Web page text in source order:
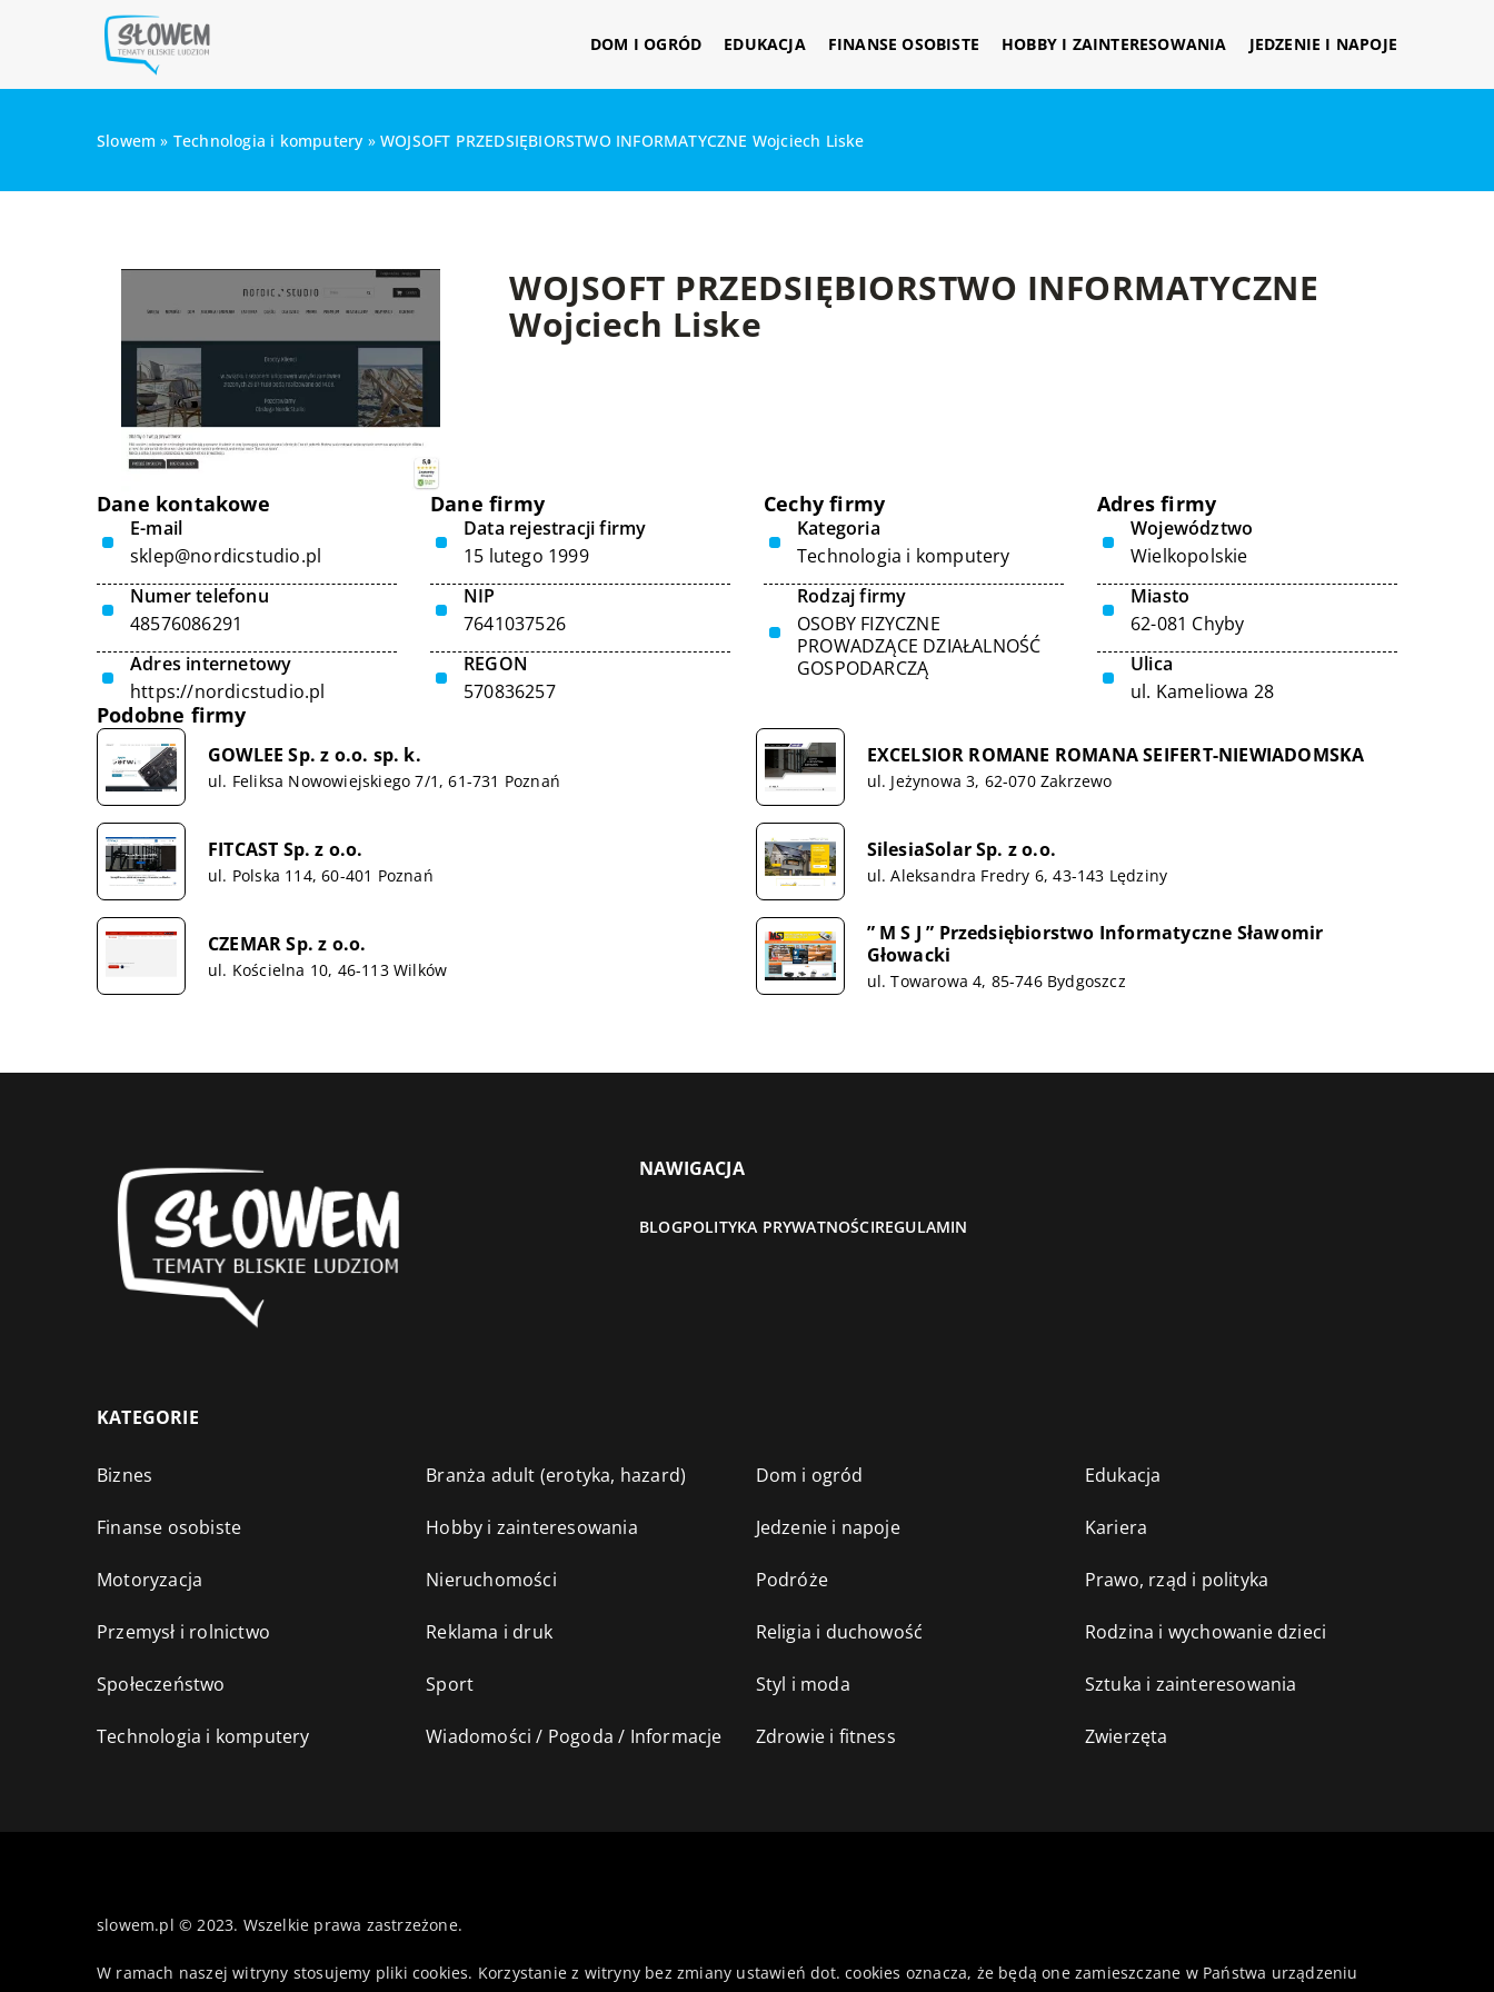
DOM I OGRÓD EDUKACJA FINANSE OSOBISTE HOBBY I ZAINTERESOWANIA JEDZENIE I NAPOJE
Slowem » Technologia i komputery »WOJSOFT PRZEDSIĘBIORSTWO INFORMATYCZNE Wojciech Liske
WOJSOFT PRZEDSIĘBIORSTWO INFORMATYCZNE
Wojciech Liske
Dane kontakowe
E-mail
sklep@nordicstudio.pl
Numer telefonu
48576086291
Adres internetowy
https://nordicstudio.pl
Dane firmy
Data rejestracji firmy
15 lutego 1999
NIP
7641037526
REGON
570836257
Cechy firmy
Kategoria
Technologia i komputery
Rodzaj firmy
OSOBY FIZYCZNE
PROWADZĄCE DZIAŁALNOŚĆ
GOSPODARCZĄ
Adres firmy
Województwo
Wielkopolskie
Miasto
62-081 Chyby
Ulica
ul. Kameliowa 28
Podobne firmy
GOWLEE Sp. z o.o. sp. k.
ul. Feliksa Nowowiejskiego 7/1, 61-731 Poznań
EXCELSIOR ROMANE ROMANA SEIFERT-NIEWIADOMSKA
ul. Jeżynowa 3, 62-070 Zakrzewo
FITCAST Sp. z o.o.
ul. Polska 114, 60-401 Poznań
SilesiaSolar Sp. z o.o.
ul. Aleksandra Fredry 6, 43-143 Lędziny
CZEMAR Sp. z o.o.
ul. Kościelna 10, 46-113 Wilków
” M S J ” Przedsiębiorstwo Informatyczne Sławomir
Głowacki
ul. Towarowa 4, 85-746 Bydgoszcz
NAWIGACJA
BLOGPOLITYKA PRYWATNOŚCIREGULAMIN
KATEGORIE
Biznes Branża adult (erotyka, hazard) Dom i ogród Edukacja
Finanse osobiste Hobby i zainteresowania Jedzenie i napoje Kariera
Motoryzacja Nieruchomości Podróże Prawo, rząd i polityka
Przemysł i rolnictwo Reklama i druk Religia i duchowość Rodzina i wychowanie dzieci
Społeczeństwo Sport Styl i moda Sztuka i zainteresowania
Technologia i komputery Wiadomości / Pogoda / Informacje Zdrowie i fitness Zwierzęta
slowem.pl © 2023. Wszelkie prawa zastrzeżone.
W ramach naszej witryny stosujemy pliki cookies. Korzystanie z witryny bez zmiany ustawień dot. cookies oznacza, że będą one zamieszczane w Państwa urządzeniu